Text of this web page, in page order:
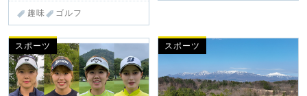
趣味 ゴルフ
スポーツ スポーツ